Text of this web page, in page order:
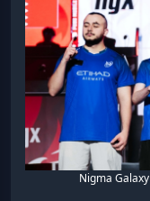
Nigma